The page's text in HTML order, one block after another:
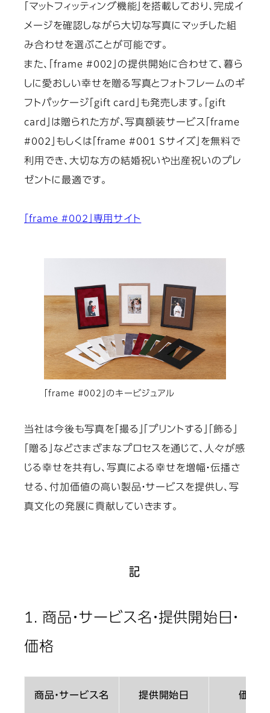
「マットフィッティング機能」を搭載しており、完成イ
メージを確認しながら大切な写真にマッチした組
み合わせを選ぶことが可能です。
また、「frame #002」の提供開始に合わせて、暮ら
しに愛おしい幸せを贈る写真とフォトフレームのギ
フトパッケージ「gift card」も発売します。「gift
card」は贈られた方が、写真額装サービス「frame
#002」もしくは「frame #001 Sサイズ」を無料で
利用でき、大切な方の結婚祝いや出産祝いのプレ
ゼントに最適です。
「frame #002」専用サイト
「frame #002」のキービジュアル
当社は今後も写真を「撮る」「プリントする」「飾る」
「贈る」などさまざまなプロセスを通じて、人々が感
じる幸せを共有し、写真による幸せを増幅・伝播さ
せる、付加価値の高い製品・サービスを提供し、写
真文化の発展に貢献していきます。
記
1. 商品・サービス名・提供開始日・
価格
商品・サービス名 提供開始日 価格